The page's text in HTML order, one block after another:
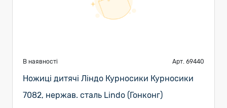
В наявності Арт. 69440
Ножиці дитячі Ліндо Курносики Курносики
7082, нержав. сталь Lindo (Гонконг)